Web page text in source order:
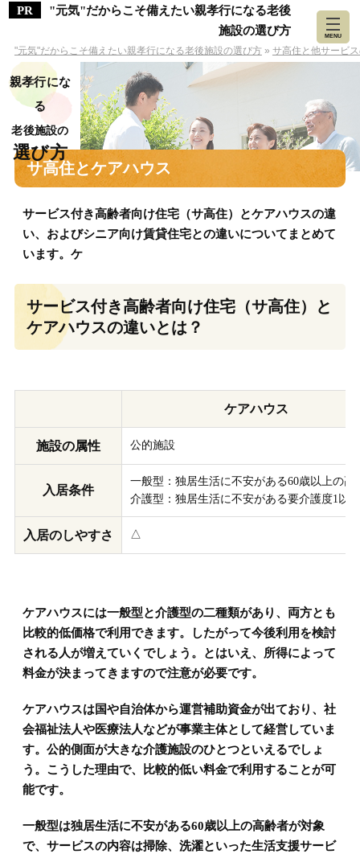
"元気"だからこそ備えたい親孝行になる老後
施設の選び方
"元気"だからこそ備えたい親孝行になる老後施設の選び方 » サ高住と他サービ
親孝行にな
る
老後施設の
選び方
MENU
サ高住とケアハウス
サービス付き高齢者向け住宅（サ高住）とケアハウスの違
い、およびシニア向け賃貸住宅との違いについてまとめて
います。ケ
サービス付き高齢者向け住宅（サ高住）と
ケアハウスの違いとは？
ケアハウス
施設の属性 公的施設
入居条件
一般型：独居生活に不安がある60歳以上の高
介護型：独居生活に不安がある要介護度1以
入居のしやすさ △
ケアハウスには一般型と介護型の二種類があり、両方とも
比較的低価格で利用できます。したがって今後利用を検討
される人が増えていくでしょう。とはいえ、所得によって
料金が決まってきますので注意が必要です。
ケアハウスは国や自治体から運営補助資金が出ており、社
会福祉法人や医療法人などが事業主体として経営していま
す。公的側面が大きな介護施設のひとつといえるでしょ
う。こうした理由で、比較的低い料金で利用することが可
能です。
一般型は独居生活に不安がある60歳以上の高齢者が対象
で、サービスの内容は掃除、洗濯といった生活支援サービ